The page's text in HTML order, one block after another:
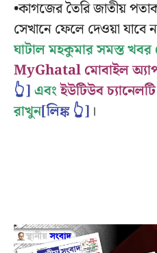
•কাগজের তৈরি জাতীয়
সেখানে ফেলে দেওয়া যাবে
ঘাটাল মহকুমার সমস্ত
MyGhatal মোবাইল
👆]এবংইউটিউব
রাখুন[লিঙ্ক 👆] ।